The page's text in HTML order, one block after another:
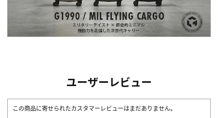
ユーザーレビュー
この商品に寄せられたカスタマーレビューはまだありません。